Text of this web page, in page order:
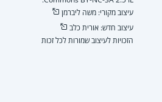
עיצוב מקורי: משה ליברמן
עיצוב חדש: אורית כלב
הזכויות לעיצוב שמורות לכל זכות